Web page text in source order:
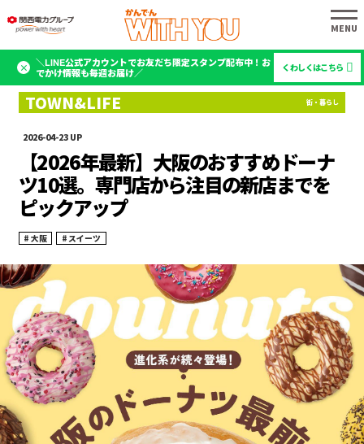
＼LINE公式アカウントでお友だち限定スタンプ配布中！お
でかけ情報も毎週お届け／
くわしくはこちら
2026-04-23
【2026年最新】大阪のおすすめドーナ
ツ10選。専門店から注目の新店までを
ピックアップ
大阪 スイーツ